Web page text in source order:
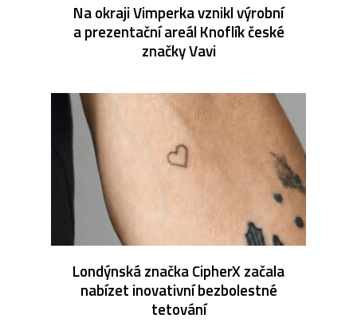
Na okraji Vimperka vznikl výrobní
a prezentační areál Knoflík české
značky Vavi
Londýnská značka CipherX začala
nabízet inovativní bezbolestné
tetování